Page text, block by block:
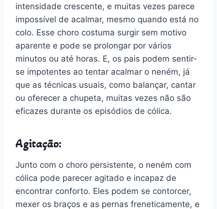
intensidade crescente, e muitas vezes parece
impossível de acalmar, mesmo quando está no
colo. Esse choro costuma surgir sem motivo
aparente e pode se prolongar por vários
minutos ou até horas. E, os pais podem sentir-
se impotentes ao tentar acalmar o neném, já
que as técnicas usuais, como balançar, cantar
ou oferecer a chupeta, muitas vezes não são
eficazes durante os episódios de cólica.
Agitação:
Junto com o choro persistente, o neném com
cólica pode parecer agitado e incapaz de
encontrar conforto. Eles podem se contorcer,
mexer os braços e as pernas freneticamente, e